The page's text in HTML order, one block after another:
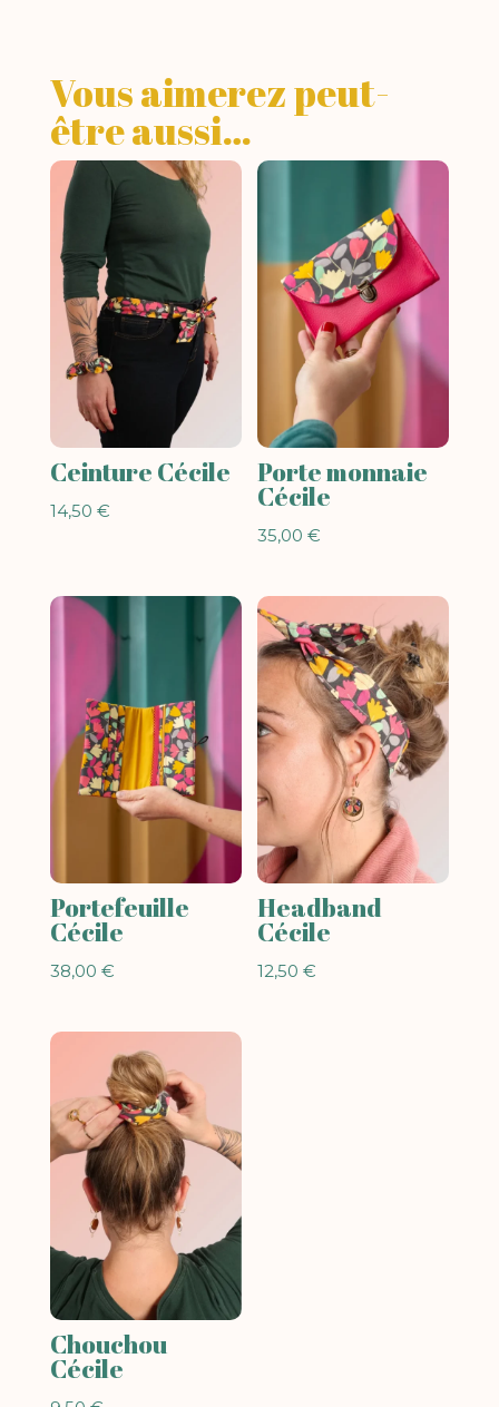
Vous aimerez peut-
être aussi…
Ceinture Cécile
14,50 €
Porte monnaie
Cécile
35,00€
Portefeuille
Cécile
38,00 €
Headband
Cécile
12,50€
Chouchou
Cécile